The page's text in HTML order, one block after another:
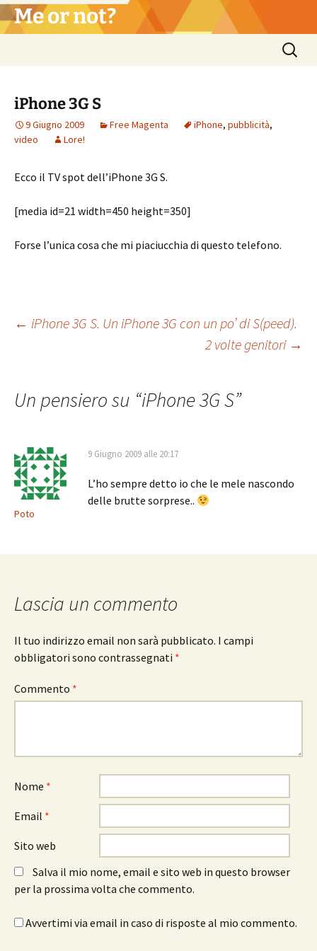
Vai
al Me or not?
Ricerca
per:
iPhone 3G S
9 Giugno 2009 Free Magenta iPhone, pubblicità,
video
Lore!
Ecco il TV spot dell’iPhone 3G S.
[media id=21 width=450 height=350]
Forse l’unica cosa che mi piaciucchia di questo telefono.
Navigazione
← iPhone 3G S. Un iPhone 3G con un po’ di S(peed).
2 volte genitori →
Un pensiero su “iPhone 3G S”
Poto
9 Giugno 2009 alle 20:17
L’ho sempre detto io che le mele nascondo
delle brutte sorprese..
Lascia un commento
Il tuo indirizzo email non sarà pubblicato. I campi
obbligatori sono contrassegnati *
Commento *
Nome *
Email *
Sito web
Salva il mio nome, email e sito web in questo browser
per la prossima volta che commento.
Avvertimi via email in caso di risposte al mio commento.